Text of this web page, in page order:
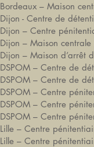
Bordeaux – Maison
Dijon - Centre de
Dijon – Centre
Dijon – Maison
Dijon – Maison d’arrêt
DSPOM – Centre de
DSPOM – Centre de
DSPOM – Centre
DSPOM – Centre
DSPOM – Centre
Lille – Centre
Lille – Centre